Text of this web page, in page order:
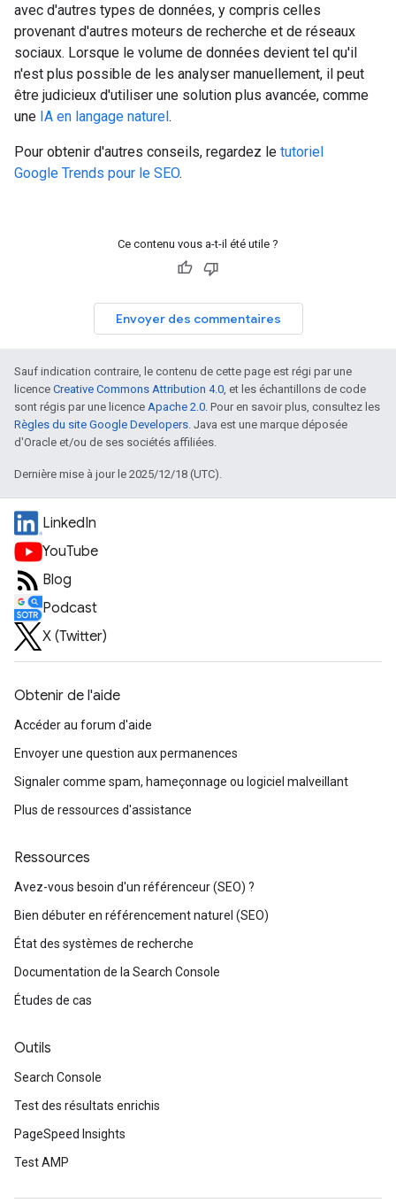
avec d'autres types de données, y compris celles
provenant d'autres moteurs de recherche et de réseaux
sociaux. Lorsque le volume de données devient tel qu'il
n'est plus possible de les analyser manuellement, il peut
être judicieux d'utiliser une solution plus avancée, comme
une IA en langage naturel.
Pour obtenir d'autres conseils, regardez le tutoriel
Google Trends pour le SEO.
Ce contenu vous a-t-il été utile ?
Envoyer des commentaires
Sauf indication contraire, le contenu de cette page est régi par une
licence Creative Commons Attribution 4.0 , et les échantillons de code
sont régis par une licence Apache 2.0 . Pour en savoir plus, consultez les
Règles du site Google Developers . Java est une marque déposée
d'Oracle et/ou de ses sociétés affiliées.
Dernière mise à jour le 2025/12/18 (UTC).
LinkedIn
YouTube
Blog
Podcast
X (Twitter)
Obtenir de l'aide
Accéder au forum d'aide
Envoyer une question aux permanences
Signaler comme spam, hameçonnage ou logiciel malveillant
Plus de ressources d'assistance
Ressources
Avez-vous besoin d'un référenceur (SEO) ?
Bien débuter en référencement naturel (SEO)
État des systèmes de recherche
Documentation de la Search Console
Études de cas
Outils
Search Console
Test des résultats enrichis
PageSpeed Insights
Test AMP